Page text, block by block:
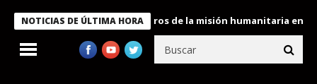
NOTICIAS DE ÚLTIMA HORA
Bukele condecora a miembros de la misión humanitaria enviada a